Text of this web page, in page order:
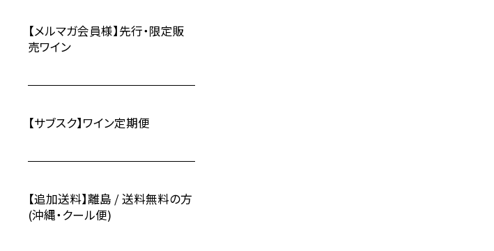
【メルマガ会員様】先行・限定販
売ワイン
【サブスク】ワイン定期便
【追加送料】離島 / 送料無料の方
(沖縄・クール便)